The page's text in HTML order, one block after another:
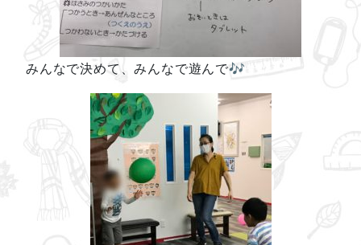
みんなで決めて、みんなで遊んで🎶